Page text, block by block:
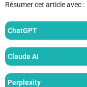
Résumer cet article avec :
ChatGPT
Claude AI
Perplexity